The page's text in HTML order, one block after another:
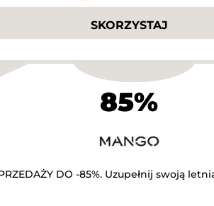
SKORZYSTAJ
85%
DO -85%. Uzupełnij swoją